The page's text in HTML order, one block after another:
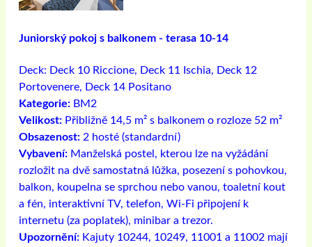
Juniorský pokoj s balkonem - terasa 10-14
Deck: Deck 10 Riccione, Deck 11 Ischia, Deck 12
Portovenere, Deck 14 Positano
Kategorie: BM2
Velikost: Přibližně 14,5 m² s balkonem o rozloze 52 m²
Obsazenost: 2 hosté (standardní)
Vybavení: Manželská postel, kterou lze na vyžádání
rozložit na dvě samostatná lůžka, posezení s pohovkou,
balkon, koupelna se sprchou nebo vanou, toaletní kout
a fén, interaktivní TV, telefon, Wi-Fi připojení k
internetu (za poplatek), minibar a trezor.
Upozornění: Kajuty 10244, 10249, 11001 a 11002 mají